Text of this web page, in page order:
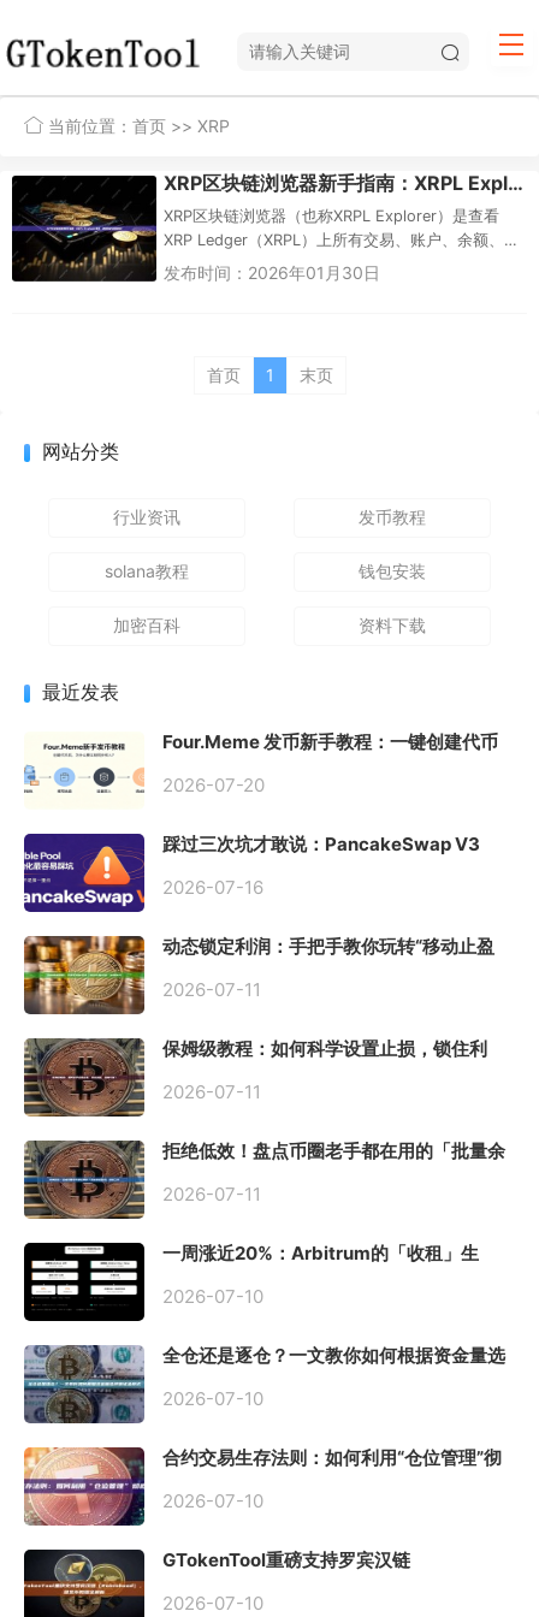
当前位置： 首页 >> XRP
XRP区块链浏览器新手指南：XRPL Explorer推荐、使用教程与数据对比
XRP区块链浏览器（也称XRPL Explorer）是查看
XRP Ledger（XRPL）上所有交易、账户、余额、验
证器和网络状态的必备工具。对于新...
发布时间：2026年01月30日
首页 1 末页
网站分类
行业资讯 发币教程
solana教程 钱包安装
加密百科 资料下载
最近发表
Four.Meme 发币新手教程：一键创建代币
2026-07-20
踩过三次坑才敢说：PancakeSwap V3
初始化
2026-07-16
动态锁定利润：手把手教你玩转“移动止盈
2026-07-11
保姆级教程：如何科学设置止损，锁住利
2026-07-11
拒绝低效！盘点币圈老手都在用的「批量余
2026-07-11
一周涨近20%：Arbitrum的「收租」生
2026-07-10
全仓还是逐仓？一文教你如何根据资金量选
2026-07-10
合约交易生存法则：如何利用“仓位管理”彻
2026-07-10
GTokenTool重磅支持罗宾汉链
2026-07-10